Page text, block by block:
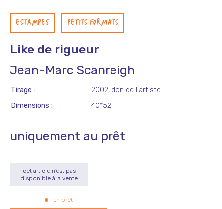
ESTAMPES PETITS FORMATS
Like de rigueur
Jean-Marc Scanreigh
Tirage
2002, don de l'artiste
Dimensions
40*52
uniquement au prêt
cet article n’est pas
disponible à la vente
en prêt